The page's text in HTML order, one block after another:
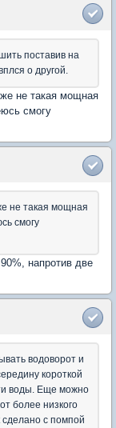
поставив на
о другой.
не такая мощная
смогу
не такая мощная
смогу
напротив две
водоворот и
короткой
воды. Еще можно
более низкого
с помпой